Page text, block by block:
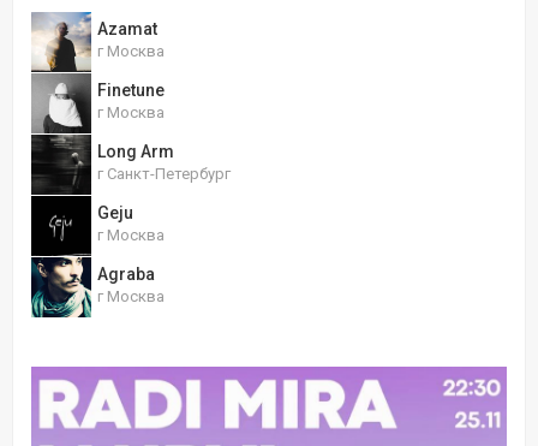
Azamat
г Москва
Finetune
г Москва
Long Arm
г Санкт-Петербург
Geju
г Москва
Agraba
г Москва